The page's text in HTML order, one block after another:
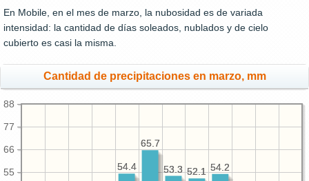
En Mobile, en el mes de marzo, la nubosidad es de variada
intensidad: la cantidad de días soleados, nublados y de cielo
cubierto es casi la misma.
Cantidad de precipitaciones en marzo, mm
55
66
77
88
54.2
52.1
53.3
65.7
54.4 54.2
52.1
53.3
65.7
54.4